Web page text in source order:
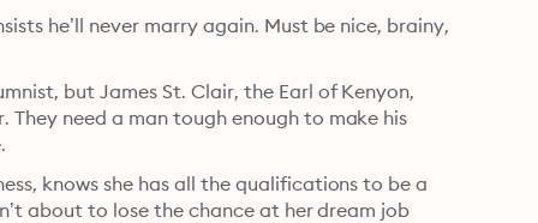
he’ll never marry again. Must be nice, brainy,
but James St. Clair, the Earl of Kenyon,
They need a man tough enough to make his
knows she has all the qualifications to be a
about to lose the chance at her dream job